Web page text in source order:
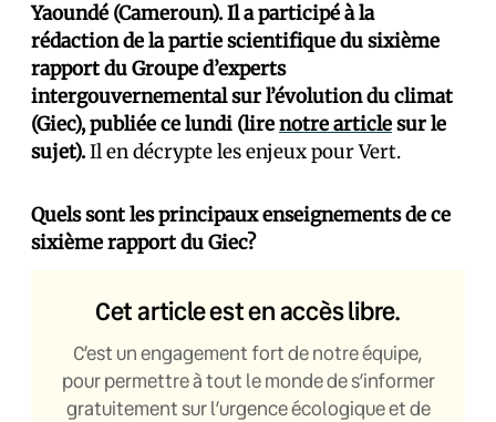
Yaoundé (Cameroun). Il a participé à la
rédaction de la partie scientifique du sixième
rapport du Groupe d’experts
intergouvernemental sur l’évolution du climat
(Giec), publiée ce lundi (lirenotre articlesur le
sujet).Il en décrypte les enjeux pour Vert.
Quels sont les principaux enseignements de ce
sixième rapport du Giec?
Cet article est en accès libre.
C’est un engagement fort de notre équipe,
pour permettre à tout le monde de s’informer
gratuitement sur l’urgence écologique et de